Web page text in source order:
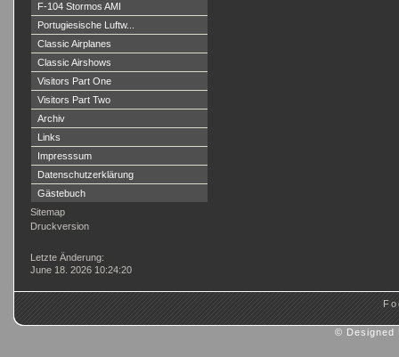
F-104 Stormos AMI
Portugiesische Luftw...
Classic Airplanes
Classic Airshows
Visitors Part One
Visitors Part Two
Archiv
Links
Impresssum
Datenschutzerklärung
Gästebuch
Sitemap
Druckversion
Letzte Änderung:
June 18. 2026 10:24:20
© Designed